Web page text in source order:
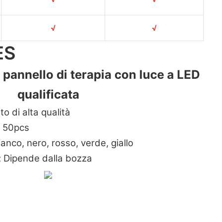
√ √
di terapia con luce a LED
qualificata
di alta qualità
nero, rosso, verde, giallo
dalla bozza